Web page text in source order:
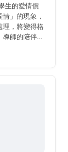
生的愛情價
」的現象，
理，將變得格
導師的陪伴...